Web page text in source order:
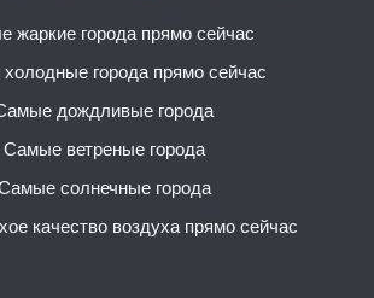
жаркие города прямо сейчас
города прямо сейчас
дождливые города
Самые ветреные города
солнечные города
качество воздуха прямо сейчас